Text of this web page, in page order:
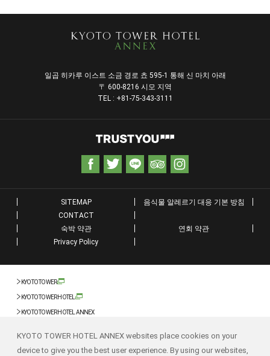
일곱 히카루 이스트 소금 경로 쵸 595-1 통해 신 마치 아래
〒 600-8216 시모 지역
TEL : +81-75-343-3111
SITEMAP
음식물 알레르기 대응 기본 방침
CONTACT
숙박 약관
연회 약관
Privacy Policy
KYOTO TOWER
KYOTO TOWER HOTEL
KYOTO TOWER HOTEL ANNEX
KYOTO TOWER HOTEL ANNEX websites place cookies on your
device to give you the best user experience. By using our websites,